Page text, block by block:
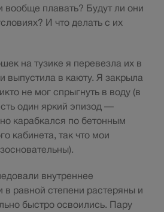
вообще плавать? Будут ли они
И что делать с их
на тузике я перевезла их в
выпустила в каюту. Я закрыла
не мог спрыгнуть в воду (в
один яркий эпизод —
карабкался по бетонным
кабинета, так что мои
внутреннее
в равной степени растеряны и
быстро освоились. Пару